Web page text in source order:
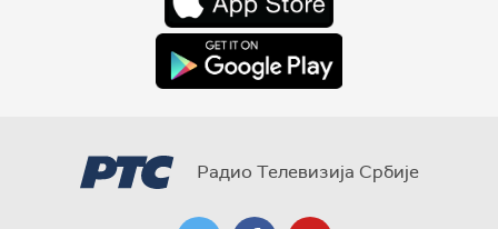
Радио Телевизија Србије